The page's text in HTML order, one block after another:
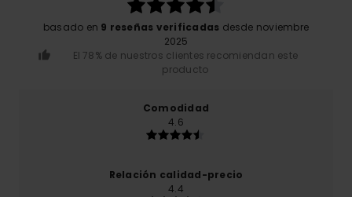
basado en 9 reseñas verificadas desde noviembre
2025
El 78% de nuestros clientes recomiendan este
producto
Comodidad
4.6
Relación calidad-precio
4.4